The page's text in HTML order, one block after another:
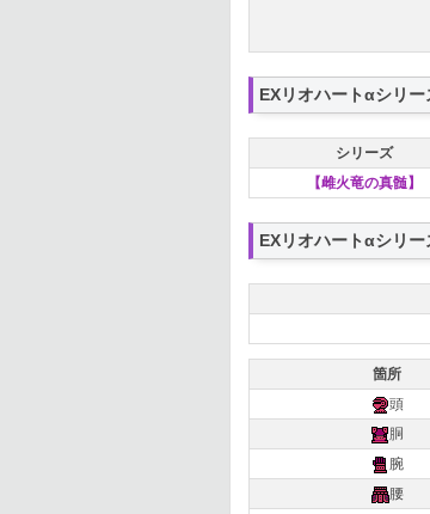
EXリオハートαシリ
シリーズ
【雌火竜の真髄】
EXリオハートαシリー
箇所
頭
胴
腕
腰